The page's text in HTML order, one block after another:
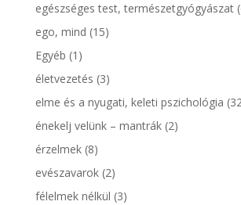
egészséges test, természetgyógyászat
ego, mind (15)
Egyéb (1)
életvezetés (3)
elme és a nyugati, keleti pszichológia
énekelj velünk – mantrák(2)
érzelmek(8)
evészavarok(2)
félelmek nélkül (3)